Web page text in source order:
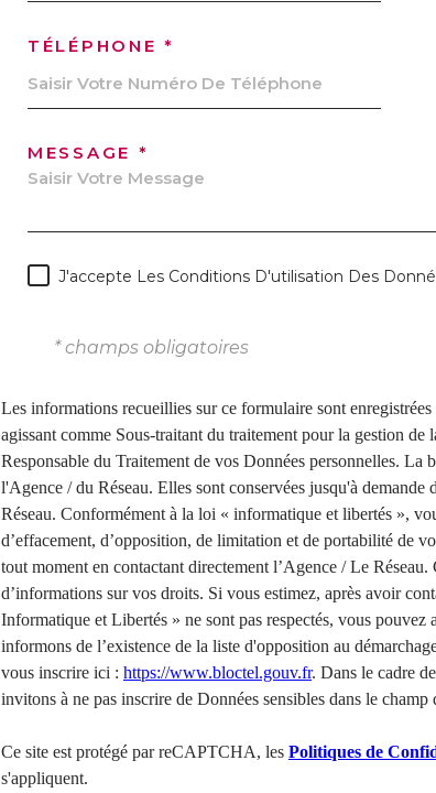
TÉLÉPHONE *
MESSAGE *
J'accepte Les Conditions D'utilisation Des
* champs obligatoires
Les informations recueillies sur ce formulaire sont
agissant comme Sous-traitant du traitement pour la gestion
Responsable du Traitement de vos Données personnelles. La
l'Agence / du Réseau. Elles sont conservées jusqu'à demande
Réseau. Conformément à la loi « informatique et libertés »,
d’effacement, d’opposition, de limitation et de portabilité de
tout moment en contactant directement l’Agence / Le Réseau.
d’informations sur vos droits. Si vous estimez, après avoir
Informatique et Libertés » ne sont pas respectés, vous
informons de l’existence de la liste d'opposition au
vous inscrire ici : https://www.bloctel.gouv.fr. Dans le cadre
invitons à ne pas inscrire de Données sensibles dans le champ
Ce site est protégé par reCAPTCHA, les Politiques de
s'appliquent.